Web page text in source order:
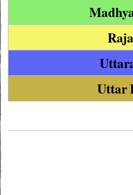
Uttar